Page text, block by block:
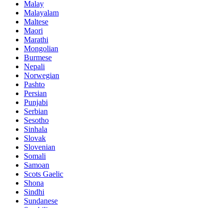
Malay
Malayalam
Maltese
Maori
Marathi
Mongolian
Burmese
Nepali
Norwegian
Pashto
Persian
Punjabi
Serbian
Sesotho
Sinhala
Slovak
Slovenian
Somali
Samoan
Scots Gaelic
Shona
Sindhi
Sundanese